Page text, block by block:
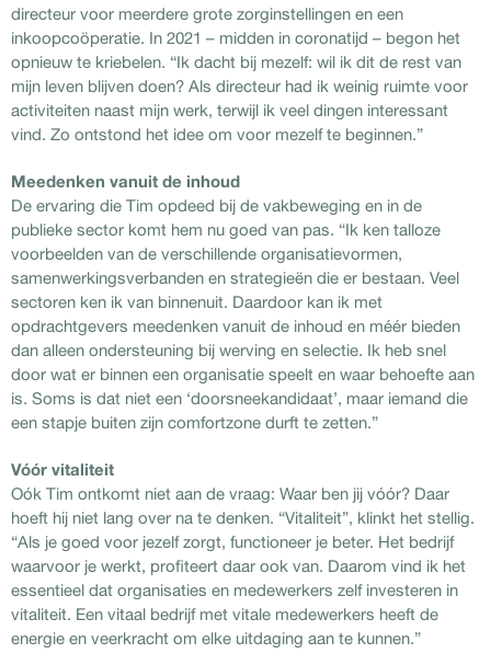
directeur voor meerdere grote zorginstellingen en een
inkoopcoöperatie. In 2021 – midden in coronatijd – begon het
opnieuw te kriebelen. “Ik dacht bij mezelf: wil ik dit de rest van
mijn leven blijven doen? Als directeur had ik weinig ruimte voor
activiteiten naast mijn werk, terwijl ik veel dingen interessant
vind. Zo ontstond het idee om voor mezelf te beginnen.”
Meedenken vanuit de inhoud
De ervaring die Tim opdeed bij de vakbeweging en in de
publieke sector komt hem nu goed van pas. “Ik ken talloze
voorbeelden van de verschillende organisatievormen,
samenwerkingsverbanden en strategieën die er bestaan. Veel
sectoren ken ik van binnenuit. Daardoor kan ik met
opdrachtgevers meedenken vanuit de inhoud en méér bieden
dan alleen ondersteuning bij werving en selectie. Ik heb snel
door wat er binnen een organisatie speelt en waar behoefte aan
is. Soms is dat niet een ‘doorsneekandidaat’, maar iemand die
een stapje buiten zijn comfortzone durft te zetten.”
Vóór vitaliteit
Oók Tim ontkomt niet aan de vraag: Waar ben jij vóór? Daar
hoeft hij niet lang over na te denken. “Vitaliteit”, klinkt het stellig.
“Als je goed voor jezelf zorgt, functioneer je beter. Het bedrijf
waarvoor je werkt, profiteert daar ook van. Daarom vind ik het
essentieel dat organisaties en medewerkers zelf investeren in
vitaliteit. Een vitaal bedrijf met vitale medewerkers heeft de
energie en veerkracht om elke uitdaging aan te kunnen.”